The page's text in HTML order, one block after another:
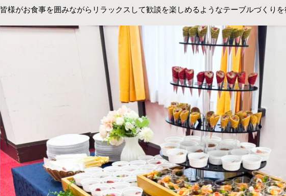
皆様がお食事を囲みながらリラックスして歓談を楽しめるようなテーブルづくりを